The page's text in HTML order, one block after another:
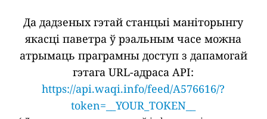
Да дадзеных гэтай станцыі маніторынгу
якасці паветра ў рэальным часе можна
атрымаць праграмны доступ з дапамогай
гэтага URL-адраса API:
https://api.waqi.info/feed/A576616/?
token=__YOUR_TOKEN__